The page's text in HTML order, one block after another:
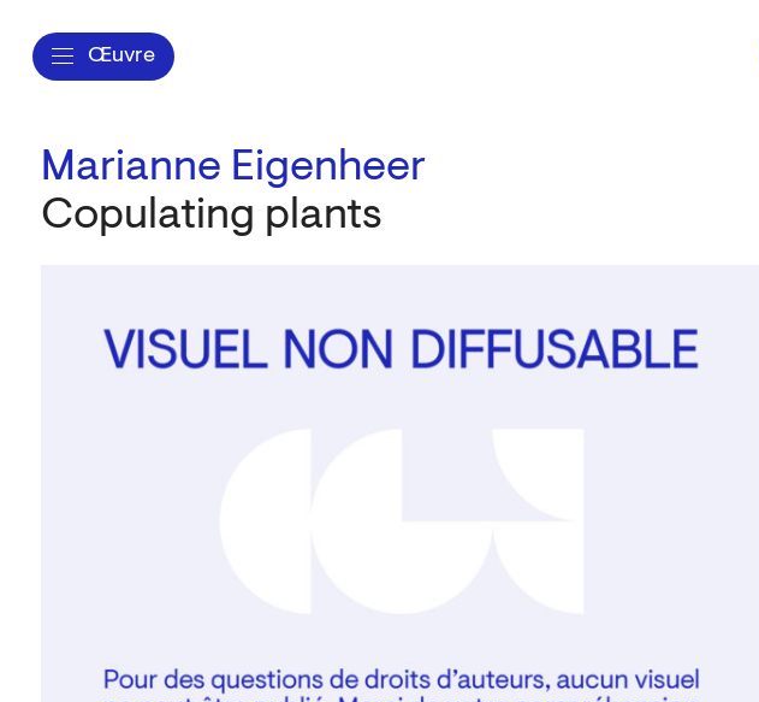
Œuvre
Marianne Eigenheer
Copulating plants